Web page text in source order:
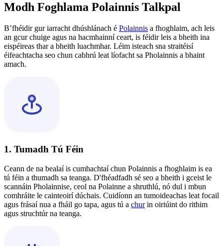
Modh Foghlama Polainnis Talkpal
B’fhéidir gur iarracht dhúshlánach é Polainnis a fhoghlaim, ach leis
an gcur chuige agus na hacmhainní ceart, is féidir leis a bheith ina
eispéireas thar a bheith luachmhar. Léim isteach sna straitéisí
éifeachtacha seo chun cabhrú leat líofacht sa Pholainnis a bhaint
amach.
1. Tumadh Tú Féin
Ceann de na bealaí is cumhachtaí chun Polainnis a fhoghlaim is ea
tú féin a thumadh sa teanga. D'fhéadfadh sé seo a bheith i gceist le
scannáin Pholainnise, ceol na Polainne a shruthlú, nó dul i mbun
comhráite le cainteoirí dúchais. Cuidíonn an tumoideachas leat focail
agus frásaí nua a fháil go tapa, agus tú a churin oiriúint do rithim
agus struchtúr na teanga.